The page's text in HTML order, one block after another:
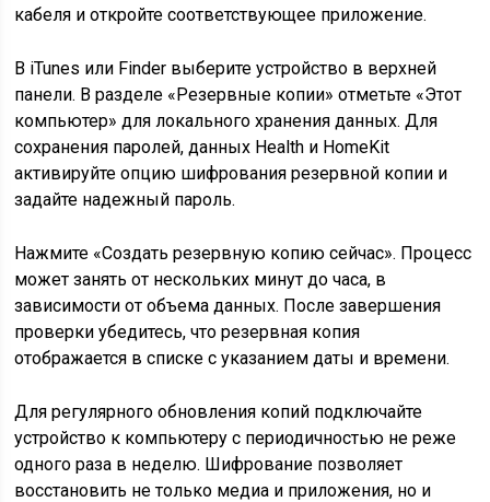
кабеля и откройте соответствующее приложение.
В iTunes или Finder выберите устройство в верхней
панели. В разделе «Резервные копии» отметьте «Этот
компьютер» для локального хранения данных. Для
сохранения паролей, данных Health и HomeKit
активируйте опцию шифрования резервной копии и
задайте надежный пароль.
Нажмите «Создать резервную копию сейчас». Процесс
может занять от нескольких минут до часа, в
зависимости от объема данных. После завершения
проверки убедитесь, что резервная копия
отображается в списке с указанием даты и времени.
Для регулярного обновления копий подключайте
устройство к компьютеру с периодичностью не реже
одного раза в неделю. Шифрование позволяет
восстановить не только медиа и приложения, но и